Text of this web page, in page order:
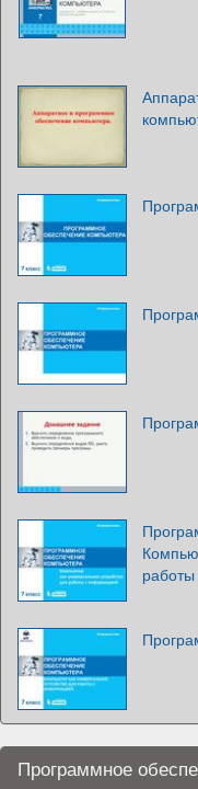
Программное